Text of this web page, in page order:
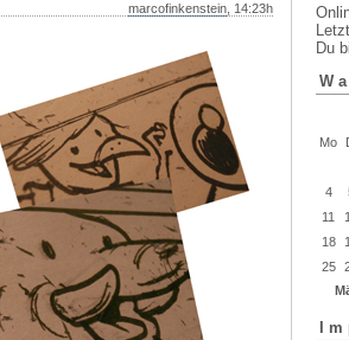
marcofinkenstein , 14:23h
Du
Mo
4
11
18
25